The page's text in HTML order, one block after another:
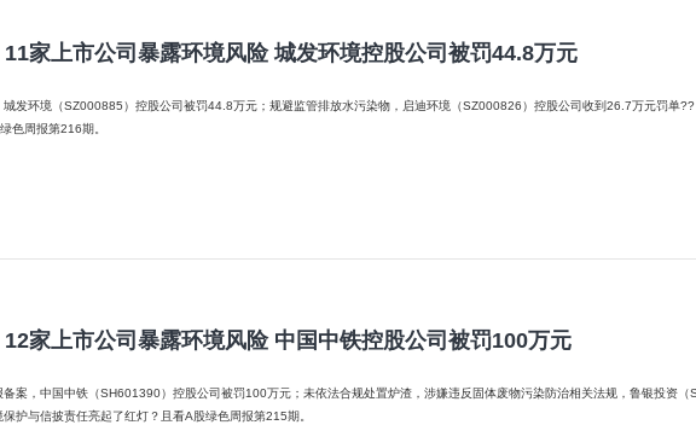
家上市公司暴露环境风险 城发环境控股公司被罚44.8万元
城发环境（SZ000885）控股公司被罚44.8万元；规避监管排放水污染物，启迪环境（SZ000826）控股公司收到26.7万元罚单
色周报第216期。
家上市公司暴露环境风险 中国中铁控股公司被罚100万元
，中国中铁（SH601390）控股公司被罚100万元；未依法合规处置炉渣，涉嫌违反固体废物污染防治相关法规，鲁银投资（SH600784）控
护与信披责任亮起了红灯？且看A股绿色周报第215期。